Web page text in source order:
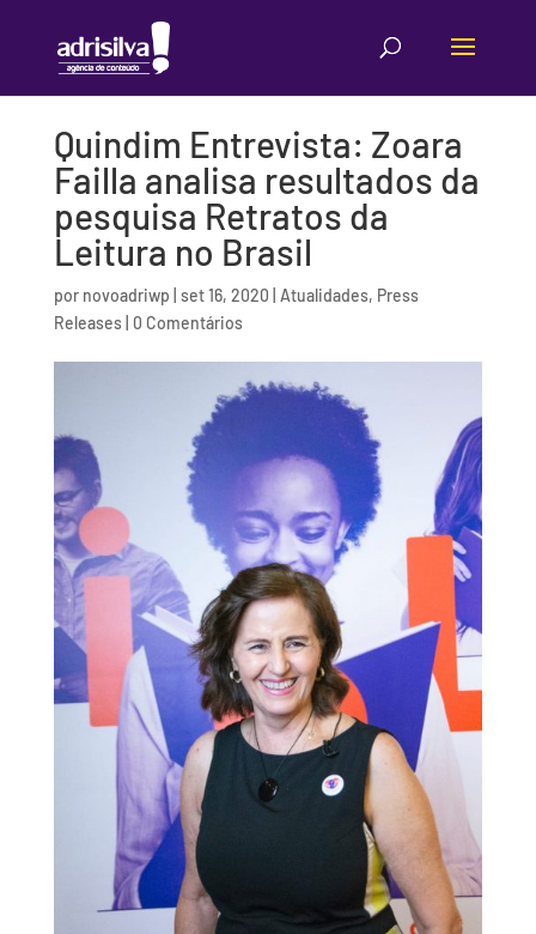
Quindim Entrevista: Zoara
Failla analisa resultados da
pesquisa Retratos da
Leitura no Brasil
por novoadriwp set 16, 2020 Atualidades, Press
Releases| 0 Comentários